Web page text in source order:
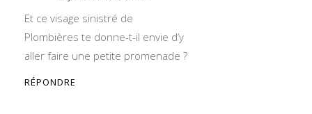
Et ce visage sinistré de
Plombières te donne-t-il envie d’y
aller faire une petite promenade ?
RÉPONDRE